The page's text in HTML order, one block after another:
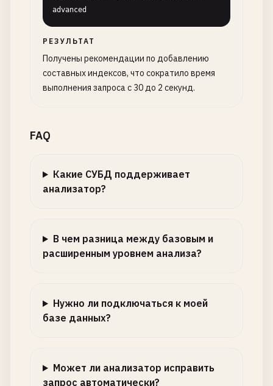
advanced
РЕЗУЛЬТАТ
Получены рекомендации по добавлению
составных индексов, что сократило время
выполнения запроса с 30 до 2 секунд.
FAQ
Какие СУБД поддерживает
анализатор?
В чем разница между базовым и
расширенным уровнем анализа?
Нужно ли подключаться к моей
базе данных?
Может ли анализатор исправить
запрос автоматически?